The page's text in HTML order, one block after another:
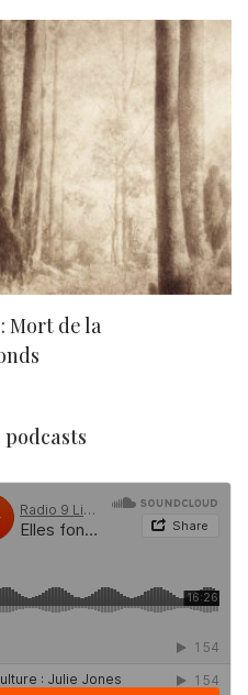
Mort de la